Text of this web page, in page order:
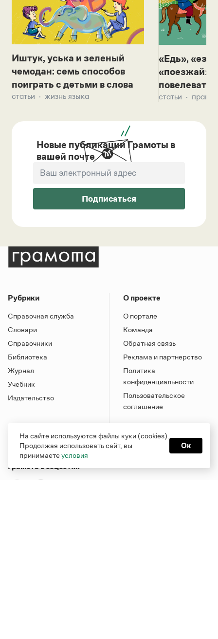
Иштук, уська и зеленый
чемодан: семь способов
поиграть с детьми в слова
статьи жизнь языка
«Едь»,
«поезжай»?
повелевать
статьи
Новые публикации Грамоты в
вашей почте
Подписаться
Рубрики
Справочная служба
Словари
Справочники
Библиотека
Журнал
Учебник
Издательство
О проекте
О портале
Команда
Обратная связь
Реклама и партнерство
Политика
конфиденциальности
Пользовательское
соглашение
Грамота в соцсетях
На сайте используются файлы куки (cookies).
Продолжая использовать сайт, вы
принимаетеусловия
Ок